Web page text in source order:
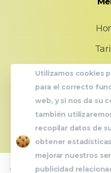
Qui
© 2023 UrbanFit |Avís
Utilizamos cookies
para el correcto
web, y si nos da su
también
recopilar datos de
obtener
mejorar nuestros
publicidad